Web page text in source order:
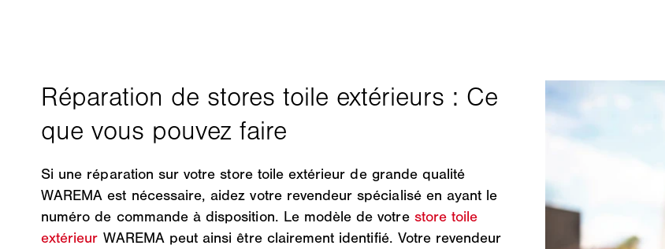
Si une réparation sur votre store toile extérieur de grande qualité
WAREMA est nécessaire, aidez votre revendeur spécialisé en ayant le
numéro de commande à disposition. Le modèle de votre store toile
extérieur WAREMA peut ainsi être clairement identifié. Votre revendeur